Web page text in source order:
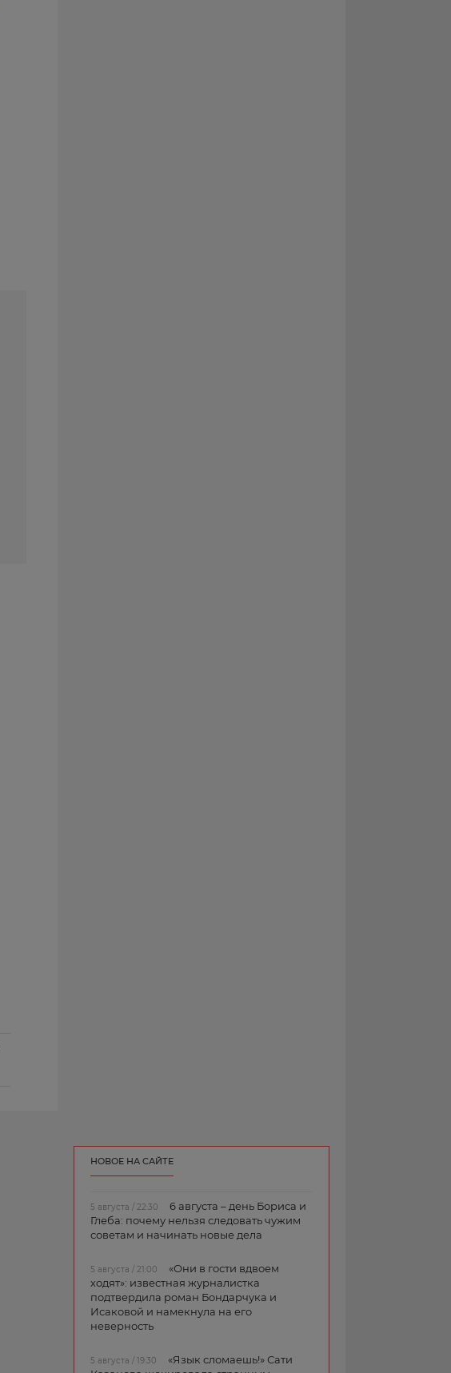
НОВОЕ НА САЙТЕ
5 августа / 22:30
6 августа – день Бориса и
Глеба: почему нельзя следовать чужим
советам и начинать новые дела
5 августа / 21:00
«Они в гости вдвоем
ходят»: известная журналистка
подтвердила роман Бондарчука и
Исаковой и намекнула на его
неверность
5 августа / 19:30
«Язык сломаешь!» Сати